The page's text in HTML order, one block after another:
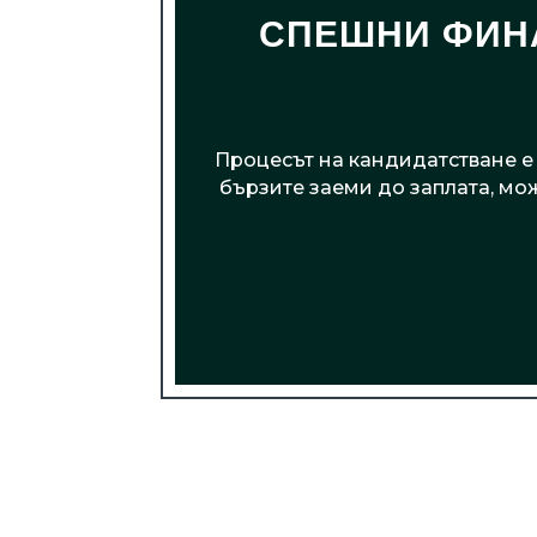
СПЕШНИ
Процесът на кандидатстване
бързите заеми до заплата,